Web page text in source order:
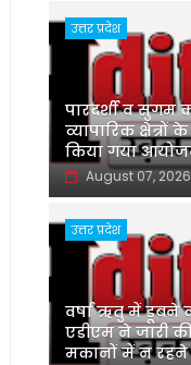
उत्तर प्रदेश
पारदर्शी व सुगम
व्यापारिक
किया गया
August 07, 2026
उत्तर प्रदेश
वर्षा ऋतु में डूबने
एडीएम ने जारी
मकानों में न रहने